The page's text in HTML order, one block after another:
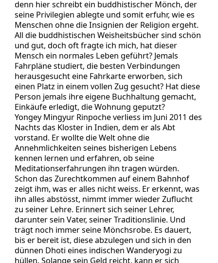
denn hier schreibt ein buddhistischer Mönch, der
seine Privilegien ablegte und somit erfuhr, wie es
Menschen ohne die Insignien der Religion ergeht.
All die buddhistischen Weisheitsbücher sind schön
und gut, doch oft fragte ich mich, hat dieser
Mensch ein normales Leben geführt? Jemals
Fahrpläne studiert, die besten Verbindungen
herausgesucht eine Fahrkarte erworben, sich
einen Platz in einem vollen Zug gesucht? Hat diese
Person jemals ihre eigene Buchhaltung gemacht,
Einkäufe erledigt, die Wohnung geputzt?
Yongey Mingyur Rinpoche verliess im Juni 2011 des
Nachts das Kloster in Indien, dem er als Abt
vorstand. Er wollte die Welt ohne die
Annehmlichkeiten seines bisherigen Lebens
kennen lernen und erfahren, ob seine
Meditationserfahrungen ihn tragen würden.
Schon das Zurechtkommen auf einem Bahnhof
zeigt ihm, was er alles nicht weiss. Er erkennt, was
ihn alles abstösst, nimmt immer wieder Zuflucht
zu seiner Lehre. Erinnert sich seiner Lehrer,
darunter sein Vater, seiner Traditionslinie. Und
trägt noch immer seine Mönchsrobe. Es dauert,
bis er bereit ist, diese abzulegen und sich in den
dünnen Dhoti eines indischen Wanderyogi zu
hüllen. Solange sein Geld reicht, kann er sich